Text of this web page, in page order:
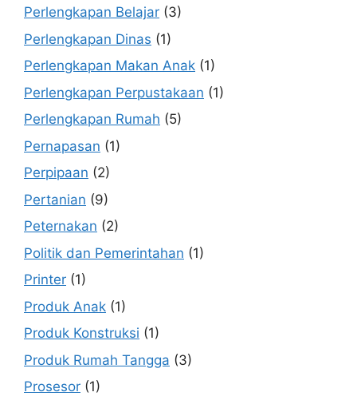
Perlengkapan Belajar (3)
Perlengkapan Dinas (1)
Perlengkapan Makan Anak (1)
Perlengkapan Perpustakaan (1)
Perlengkapan Rumah (5)
Pernapasan (1)
Perpipaan (2)
Pertanian (9)
Peternakan (2)
Politik dan Pemerintahan (1)
Printer (1)
Produk Anak (1)
Produk Konstruksi (1)
Produk Rumah Tangga (3)
Prosesor (1)